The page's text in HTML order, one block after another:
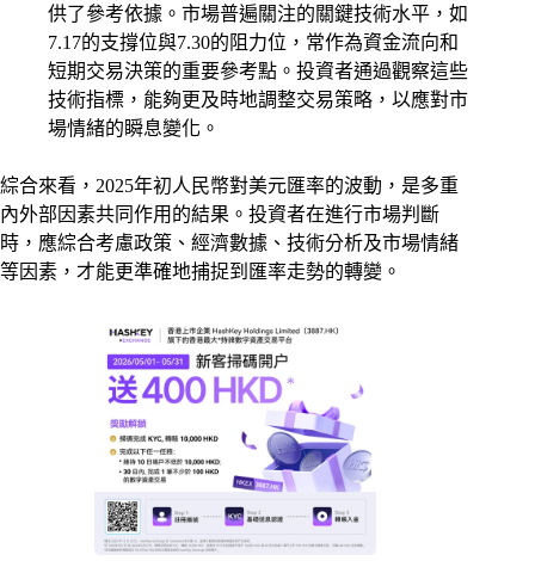
供了參考依據。市場普遍關注的關鍵技術水平，如
7.17的支撐位與7.30的阻力位，常作為資金流向和
短期交易決策的重要參考點。投資者通過觀察這些
技術指標，能夠更及時地調整交易策略，以應對市
場情緒的瞬息變化。
綜合來看，2025年初人民幣對美元匯率的波動，是多重
內外部因素共同作用的結果。投資者在進行市場判斷
時，應綜合考慮政策、經濟數據、技術分析及市場情緒
等因素，才能更準確地捕捉到匯率走勢的轉變。